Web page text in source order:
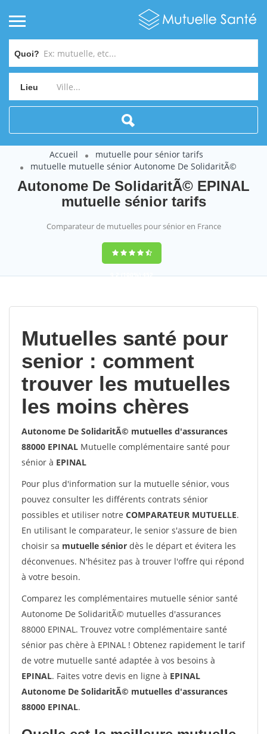
Quoi?
Lieu
Accueil
mutuelle pour sénior tarifs
mutuelle mutuelle sénior Autonome De SolidaritÃ©
Autonome De SolidaritÃ© EPINAL
mutuelle sénior tarifs
Comparateur de mutuelles pour sénior en France
9,2(100%)452
Mutuelles santé pour
senior : comment
trouver les mutuelles
les moins chères
Autonome De SolidaritÃ© mutuelles d'assurances
88000 EPINAL Mutuelle complémentaire santé pour
sénior à EPINAL
Pour plus d'information sur la mutuelle sénior, vous
pouvez consulter les différents contrats sénior
possibles et utiliser notre COMPARATEUR MUTUELLE.
En utilisant le comparateur, le senior s'assure de bien
choisir sa mutuelle sénior dès le départ et évitera les
déconvenues. N'hésitez pas à trouver l'offre qui répond
à votre besoin.
Comparez les complémentaires mutuelle sénior santé
Autonome De SolidaritÃ© mutuelles d'assurances
88000 EPINAL. Trouvez votre complémentaire santé
sénior pas chère à EPINAL ! Obtenez rapidement le tarif
de votre mutuelle santé adaptée à vos besoins à
EPINAL. Faites votre devis en ligne à EPINAL
Autonome De SolidaritÃ© mutuelles d'assurances
88000 EPINAL.